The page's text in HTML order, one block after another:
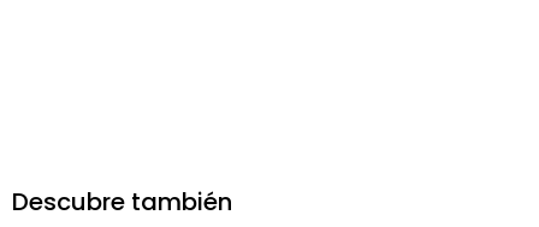
Descubre también